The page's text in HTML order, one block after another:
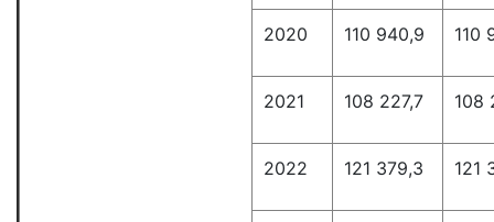
2020 110 940,9 110
2021 108 227,7 108
2022 121 379,3 121